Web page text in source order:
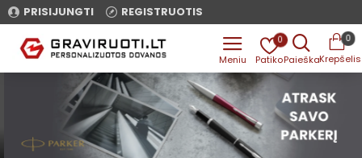
PRISIJUNGTI REGISTRUOTIS
0 0